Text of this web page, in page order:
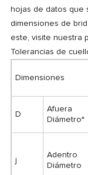
hojas de datos que
dimensiones de
este, visite nuestra
Tolerancias de
Dimensiones
D
Afuera
Diámetro*
j
Adentro
Diámetro